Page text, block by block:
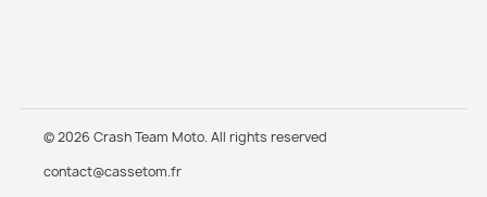
© 2026 Crash Team Moto. All rights reserved
contact@cassetom.fr